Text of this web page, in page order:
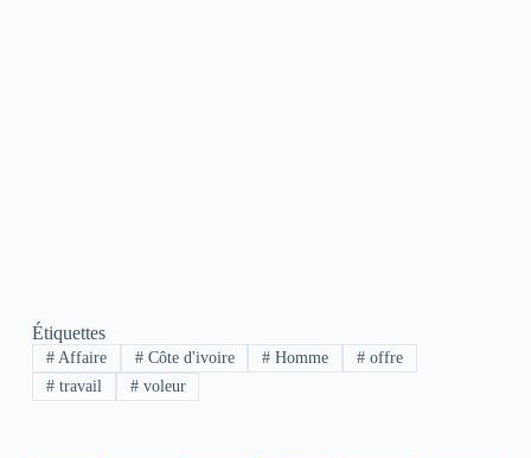
Étiquettes
#Affaire #Côte d'ivoire # Homme # offre
#travail #voleur